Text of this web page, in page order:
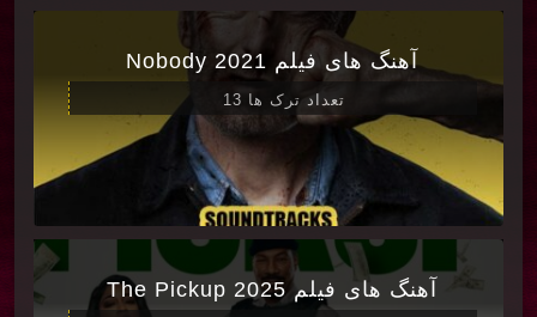
آهنگ های فیلم Nobody 2021
تعداد ترک ها 13
آهنگ های فیلم The Pickup 2025